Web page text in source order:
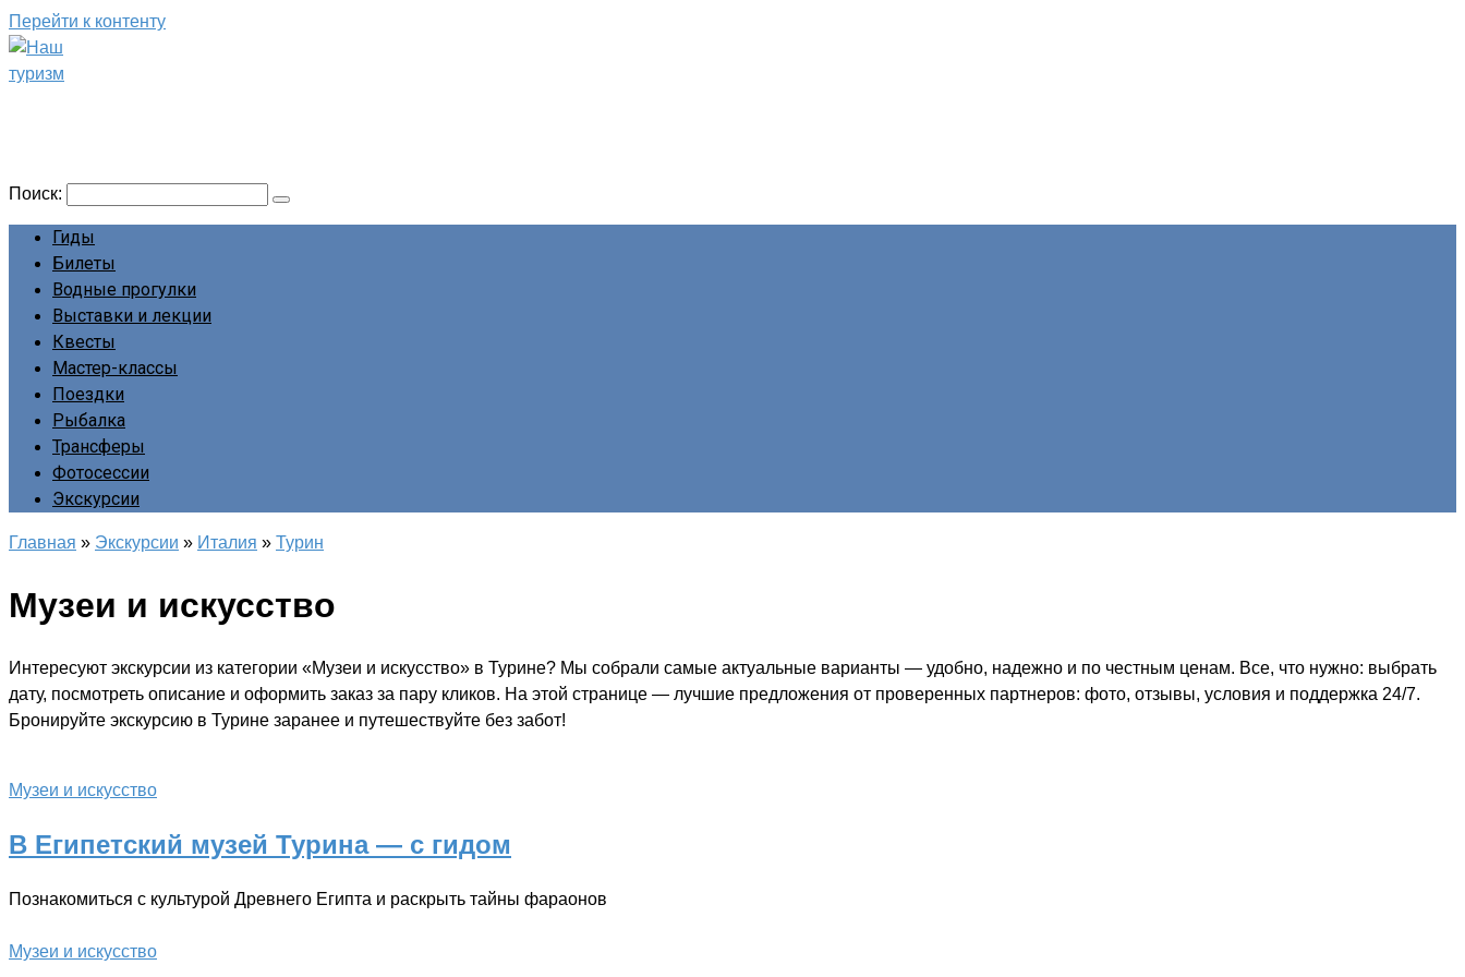
Перейти к контенту
Поиск:
Гиды
Билеты
Водные прогулки
Выставки и лекции
Квесты
Мастер-классы
Поездки
Рыбалка
Трансферы
Фотосессии
Экскурсии
Главная » Экскурсии » Италия » Турин
Музеи и искусство
Интересуют экскурсии из категории «Музеи и искусство» в Турине? Мы собрали самые актуальные варианты — удобно, надежно и по честным ценам. Все, что нужно: выбрать
дату, посмотреть описание и оформить заказ за пару кликов. На этой странице — лучшие предложения от проверенных партнеров: фото, отзывы, условия и поддержка 24/7.
Бронируйте экскурсию в Турине заранее и путешествуйте без забот!
Музеи и искусство
В Египетский музей Турина — с гидом
Познакомиться с культурой Древнего Египта и раскрыть тайны фараонов
Музеи и искусство